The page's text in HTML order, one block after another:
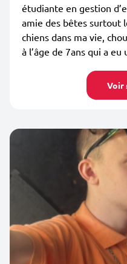
étudiante en gestion
amie des bêtes surtout
chiens dans ma vie,
à l’âge de 7ans qui a
Voir